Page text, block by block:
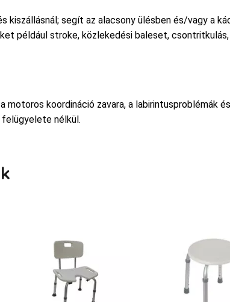
segít az alacsony ülésben és/vagy a
például stroke, közlekedési baleset,
koordináció zavara, a labirintusproblémák
nélkül.